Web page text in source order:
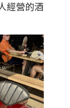
經營的酒